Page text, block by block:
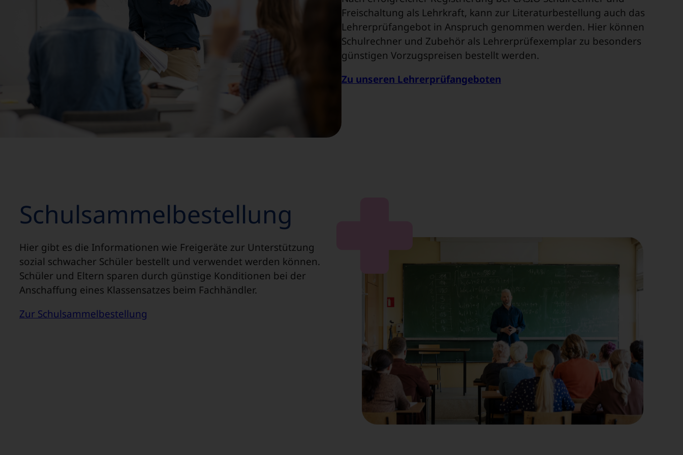
Freischaltung als Lehrkraft, kann zur Literaturbestellung auch das
Lehrerprüfangebot in Anspruch genommen werden. Hier können
Schulrechner und Zubehör als Lehrerprüfexemplar zu besonders
günstigen Vorzugspreisen bestellt werden.
Zu unseren Lehrerprüfangeboten
Schulsammel­bestellung
Hier gibt es die Informationen wie Freigeräte zur Unterstützung
sozial schwacher Schüler bestellt und verwendet werden können.
Schüler und Eltern sparen durch günstige Konditionen bei der
Anschaffung eines Klassensatzes beim Fachhändler.
Zur Schulsammelbestellung